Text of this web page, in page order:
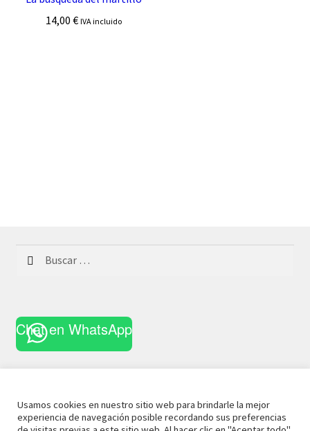
14,00€ IVA incluido
Chat en WhatsApp
Usamos cookies en nuestro sitio web para brindarle la mejor
experiencia de navegación posible recordando sus preferencias